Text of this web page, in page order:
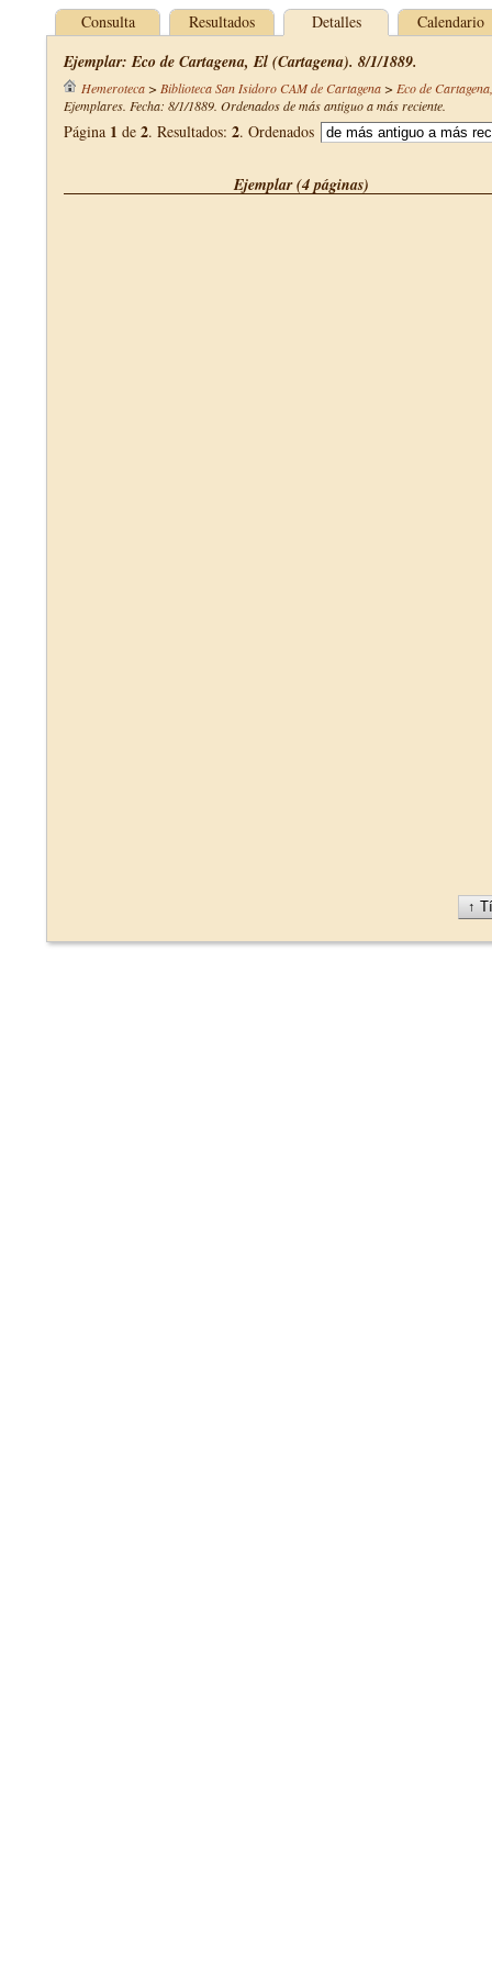
Consulta Resultados Detalles Calendario
Ejemplar: Eco de Cartagena, El (Cartagena). 8/1/1889.
Hemeroteca> Biblioteca San Isidoro CAM de Cartagena> Eco de
Ejemplares. Fecha: 8/1/1889. Ordenados de más antiguo a más reciente.
Página 1 de 2. Resultados: 2. Ordenados
Ejemplar (4 páginas)